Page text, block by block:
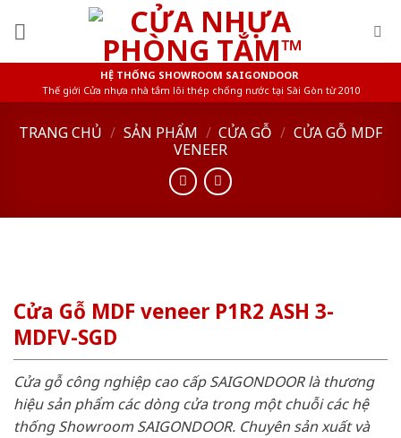
HỆ THỐNG SHOWROOM SAIGONDOOR
Thế giới Cửa nhựa nhà tắm lõi thép chống nước tại Sài Gòn từ 2010
TRANG CHỦ / SẢN PHẨM / CỬA GỖ / CỬA GỖ MDF
VENEER
Cửa Gỗ MDF veneer P1R2 ASH 3-
MDFV-SGD
Cửa gỗ công nghiệp cao cấp SAIGONDOOR là thương
hiệu sản phẩm các dòng cửa trong một chuỗi các hệ
thống Showroom SAIGONDOOR. Chuyên sản xuất và